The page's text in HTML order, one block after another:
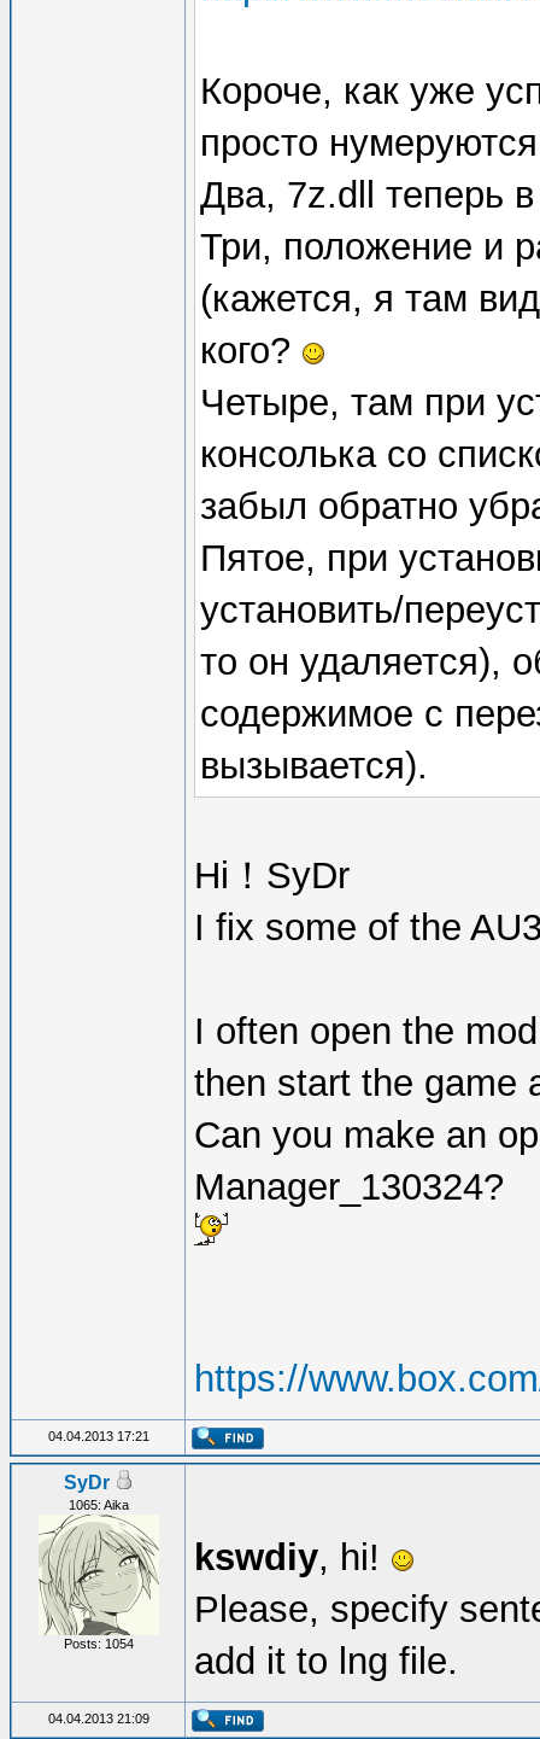
Короче, как уже
просто
Два, 7z.dll теперь
Три, положение и
(кажется, я там
кого?
Четыре, там при
консолька со
забыл обратно
Пятое, при
установить/
то он удаляется),
содержимое с
вызывается).
Hi！SyDr
I fix some of the
I often open the
then start the game
Can you make an
Manager_130324?
https://
04.04.2013 17:21
SyDr
1065: Aika
Posts: 1054
kswdiy, hi!
Please, specify
add it to lng file.
04.04.2013 21:09